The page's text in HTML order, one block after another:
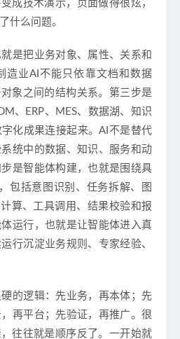
成技术演示，页面做得很炫，
什么问题。
是把业务对象、属性、关系和
造业AI不能只依靠文档和数据
象之间的结构关系。第三步是
、ERP、MES、数据湖、知识
化成果连接起来。AI不是替代
统中的数据、知识、服务和动
是智能体构建，也就是围绕具
包括意图识别、任务拆解、图
算、工具调用、结果校验和报
运行，也就是让智能体进入真
行沉淀业务规则、专家经验、
的逻辑：先业务，再本体；先
再平台；先验证，再推广。很
往往就是顺序反了。一开始就